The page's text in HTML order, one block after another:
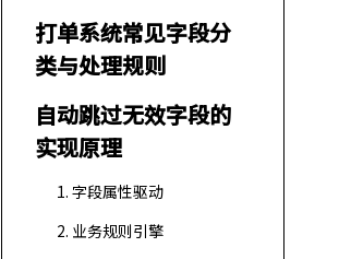
打单系统常见字段分
类与处理规则
自动跳过无效字段的
实现原理
1. 字段属性驱动
2. 业务规则引擎